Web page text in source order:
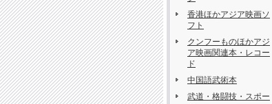
香港ほかアジア映画ソ
フト
クンフーものほかアジ
ア映画関連本・レコー
ド
中国語武術本
武道・格闘技・スポー